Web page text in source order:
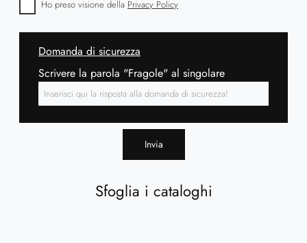
Sfoglia i cataloghi
Ho preso visione della Privacy Policy
Domanda di sicurezza
Scrivere la parola "Fragole" al singolare
Invia